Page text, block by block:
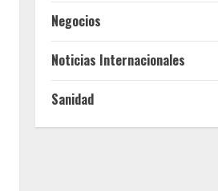
Negocios
Noticias Internacionales
Sanidad